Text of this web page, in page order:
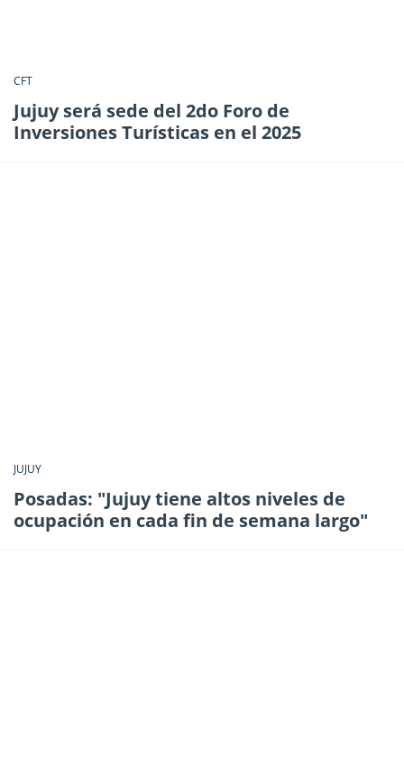
CFT
Jujuy será sede del 2do Foro de
Inversiones Turísticas en el 2025
JUJUY
Posadas: "Jujuy tiene altos niveles de
ocupación en cada fin de semana largo"